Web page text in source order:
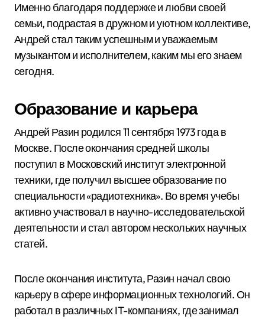
Именно благодаря поддержке и любви своей
семьи, подрастая в дружном и уютном коллективе,
Андрей стал таким успешным и уважаемым
музыкантом и исполнителем, каким мы его знаем
сегодня.
Образование и карьера
Андрей Разин родился 11 сентября 1973 года в
Москве. После окончания средней школы
поступил в Московский институт электронной
техники, где получил высшее образование по
специальности «радиотехника». Во время учебы
активно участвовал в научно-исследовательской
деятельности и стал автором нескольких научных
статей.
После окончания института, Разин начал свою
карьеру в сфере информационных технологий. Он
работал в различных IT-компаниях, где занимал